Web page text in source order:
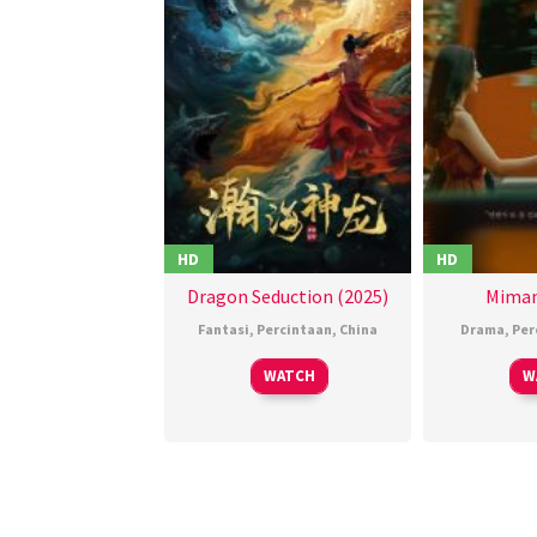
HD
Dragon Seduction (2025)
Fantasi, Percintaan, China
01
Mar
马
铭
WATCH
HD
Drama,